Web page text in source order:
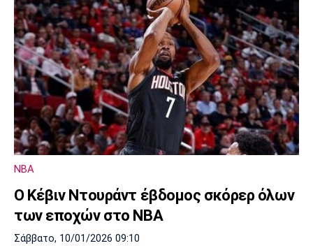
NBA
Ο Κέβιν Ντουράντ έβδομος σκόρερ όλων
των εποχών στο NBA
Σάββατο, 10/01/2026 09:10